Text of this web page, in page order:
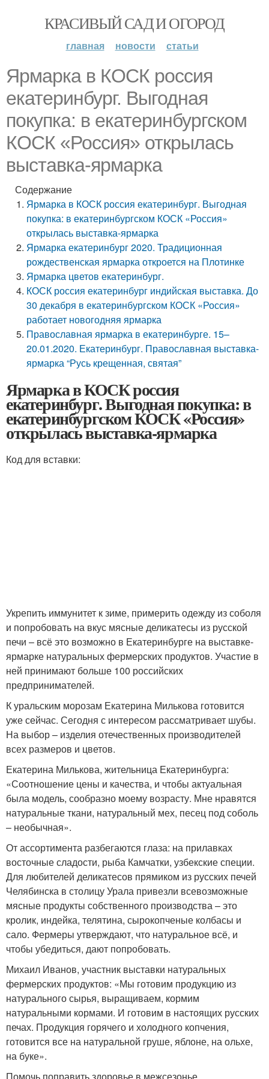
КРАСИВЫЙ САД И ОГОРОД
главная новости статьи
Ярмарка в КОСК россия
екатеринбург. Выгодная
покупка: в екатеринбургском
КОСК «Россия» открылась
выставка-ярмарка
Содержание
Ярмарка в КОСК россия екатеринбург. Выгодная
покупка: в екатеринбургском КОСК «Россия»
открылась выставка-ярмарка
Ярмарка екатеринбург 2020. Традиционная
рождественская ярмарка откроется на Плотинке
Ярмарка цветов екатеринбург.
КОСК россия екатеринбург индийская выставка. До
30 декабря в екатеринбургском КОСК «Россия»
работает новогодняя ярмарка
Православная ярмарка в екатеринбурге. 15–
20.01.2020. Екатеринбург. Православная выставка-
ярмарка “Русь крещенная, святая”
Ярмарка в КОСК россия
екатеринбург. Выгодная покупка: в
екатеринбургском КОСК «Россия»
открылась выставка-ярмарка
Код для вставки:
Укрепить иммунитет к зиме, примерить одежду из соболя
и попробовать на вкус мясные деликатесы из русской
печи – всё это возможно в Екатеринбурге на выставке-
ярмарке натуральных фермерских продуктов. Участие в
ней принимают больше 100 российских
предпринимателей.
К уральским морозам Екатерина Милькова готовится
уже сейчас. Сегодня с интересом рассматривает шубы.
На выбор – изделия отечественных производителей
всех размеров и цветов.
Екатерина Милькова, жительница Екатеринбурга:
«Соотношение цены и качества, и чтобы актуальная
была модель, сообразно моему возрасту. Мне нравятся
натуральные ткани, натуральный мех, песец под соболь
– необычная».
От ассортимента разбегаются глаза: на прилавках
восточные сладости, рыба Камчатки, узбекские специи.
Для любителей деликатесов прямиком из русских печей
Челябинска в столицу Урала привезли всевозможные
мясные продукты собственного производства – это
кролик, индейка, телятина, сырокопченые колбасы и
сало. Фермеры утверждают, что натуральное всё, и
чтобы убедиться, дают попробовать.
Михаил Иванов, участник выставки натуральных
фермерских продуктов: «Мы готовим продукцию из
натурального сырья, выращиваем, кормим
натуральными кормами. И готовим в настоящих русских
печах. Продукция горячего и холодного копчения,
готовится все на натуральной груше, яблоне, на ольхе,
на буке».